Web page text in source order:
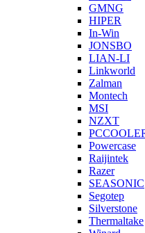
GMNG
HIPER
In-Win
JONSBO
LIAN-LI
Linkworld
Zalman
Montech
MSI
NZXT
Powercase
Raijintek
Razer
SEASONIC
Segotep
Silverstone
Thermaltake